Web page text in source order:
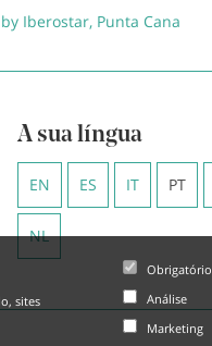
sites
Obrigatório
Análise
Marketing
by Iberostar, Punta Cana
A sua língua
EN ES IT PT
NL